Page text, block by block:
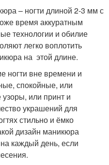
– ногти длиной 2-3 мм с
время аккуратным
технологии и обилие
легко воплотить
на этой длине.
ногти вне времени и
спокойные, или
или принт и
украшений для
стильно и ёмко
дизайн маникюра
каждый день, если